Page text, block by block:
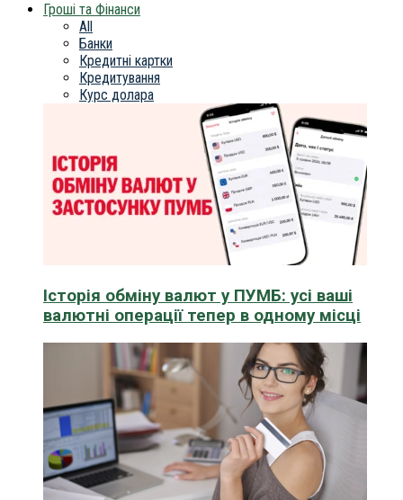
Гроші та Фінанси
All
Банки
Кредитні картки
Кредитування
Курс долара
Історія обміну валют у ПУМБ: усі ваші
валютні операції тепер в одному місці